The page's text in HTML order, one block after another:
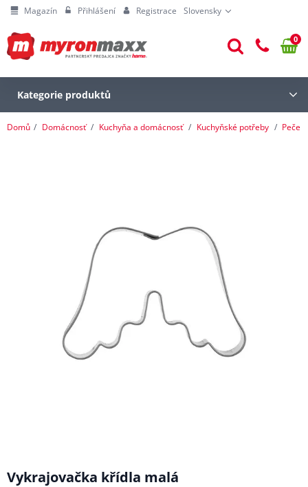
Magazín Přihlášení Registrace Slovensky
0
Kategorie produktů
Domů Domácnosť Kuchyňa a domácnosť Kuchyňské potřeby Pečení
Vykrajovačka křídla malá